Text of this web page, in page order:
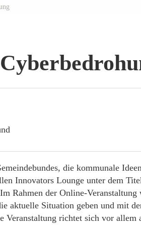
die kommunale
Innovators Lounge unter dem
Rahmen der Online-
aktuelle Situation geben und mit
Veranstaltung richtet sich vor